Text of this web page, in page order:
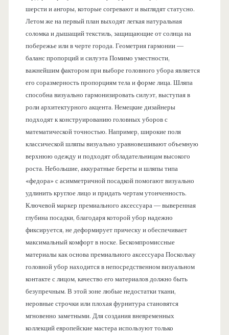
шерсти и ангоры, которые согревают и выглядят статусно.
Летом же на первый план выходят легкая натуральная
соломка и дышащий текстиль, защищающие от солнца на
побережье или в черте города. Геометрия гармонии —
баланс пропорций и силуэта Помимо уместности,
важнейшим фактором при выборе головного убора является
его соразмерность пропорциям тела и форме лица. Шляпа
способна визуально гармонизировать силуэт, выступая в
роли архитектурного акцента. Немецкие дизайнеры
подходят к конструированию головных уборов с
математической точностью. Например, широкие поля
классической шляпы визуально уравновешивают объемную
верхнюю одежду и подходят обладательницам высокого
роста. Небольшие, аккуратные береты и шляпы типа
«федора» с асимметричной посадкой помогают визуально
удлинить круглое лицо и придать чертам утонченность.
Ключевой маркер премиального аксессуара — выверенная
глубина посадки, благодаря которой убор надежно
фиксируется, не деформирует прическу и обеспечивает
максимальный комфорт в носке. Бескомпромиссные
материалы как основа премиального аксессуара Поскольку
головной убор находится в непосредственном визуальном
контакте с лицом, качество его материалов должно быть
безупречным. В этой зоне любые недостатки ткани,
неровные строчки или плохая фурнитура становятся
мгновенно заметными. Для создания вневременных
коллекций европейские мастера используют только